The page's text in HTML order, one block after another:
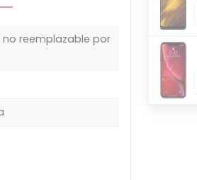
no reemplazable por